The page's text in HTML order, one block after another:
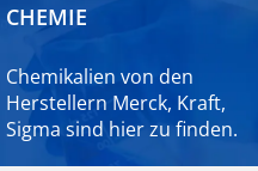
CHEMIE
Chemikalien von den
Herstellern Merck, Kraft,
Sigma sind hierzu finden.